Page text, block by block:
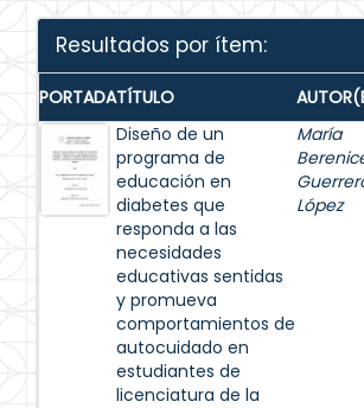
Resultados por ítem:
PORTADATÍTULO
Diseño de un
programa de
educación en
diabetes que
responda a las
necesidades
educativas sentidas
y promueva
comportamientos de
autocuidado en
estudiantes de
licenciatura de la
María
López